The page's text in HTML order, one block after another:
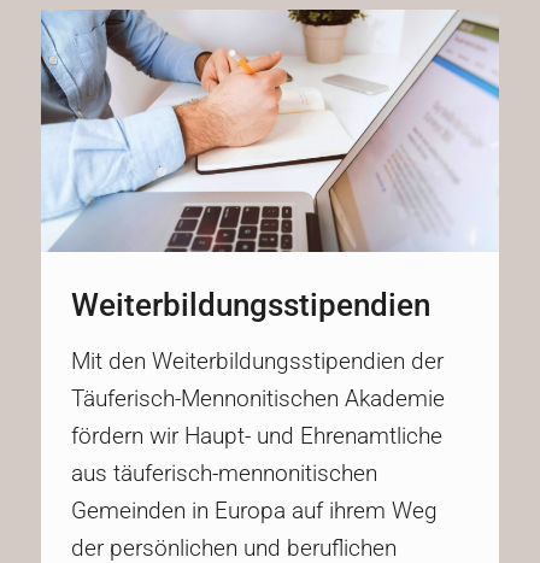
Weiterbildungsstipendien
Mit den Weiterbildungsstipendien der
Täuferisch-Mennonitischen Akademie
fördern wir Haupt- und Ehrenamtliche
aus täuferisch-mennonitischen
Gemeinden in Europa auf ihrem Weg
der persönlichen und beruflichen